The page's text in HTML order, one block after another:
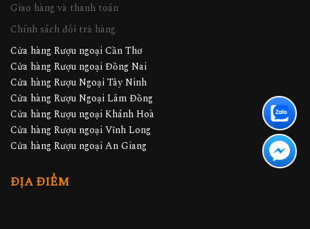
Giao hàng và thanh toán
Chính sách đổi trả hàng
Cửa hàng Rượu ngoại Cần Thơ
Cửa hàng Rượu ngoại Đồng Nai
Cửa hàng Rượu Ngoại Tây Ninh
Cửa hàng Rượu Ngoại Lâm Đồng
Cửa hàng Rượu ngoại Khánh Hoà
Cửa hàng Rượu ngoại Vĩnh Long
Cửa hàng Rượu ngoại An Giang
ĐỊA ĐIỂM